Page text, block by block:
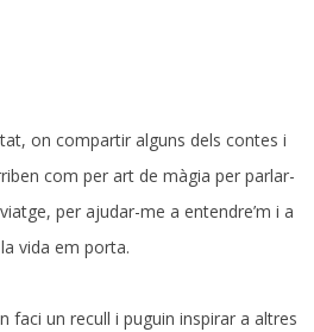
on compartir alguns dels contes i
com per art de màgia per parlar-
per ajudar-me a entendre’m i a
vida em porta.
faci un recull i puguin inspirar a altres